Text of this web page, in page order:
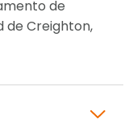
de
de Creighton,